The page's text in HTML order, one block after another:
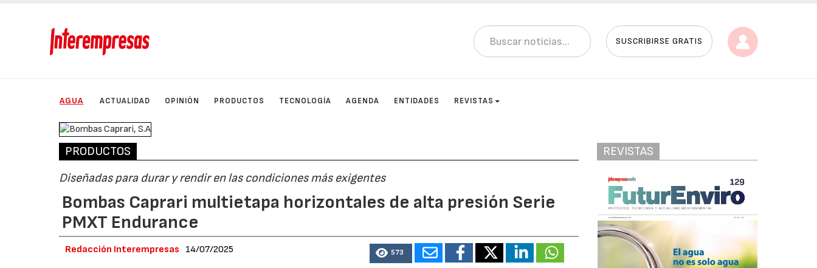
SUSCRIBIRSE GRATIS
AGUA ACTUALIDAD OPINIÓN PRODUCTOS TECNOLOGÍA AGENDA ENTIDADES REVISTAS
PRODUCTOS
Diseñadas para durar y rendir en las condiciones más exigentes
Bombas Caprari multietapa horizontales de alta presión Serie
PMXT Endurance
Redacción Interempresas 14/07/2025 573
REVISTAS